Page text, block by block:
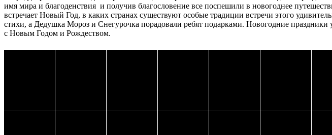
имя мира и благоденствия и получив благословение все поспешили в новогоднее
встречает Новый Год, в каких странах существуют особые традиции встречи этого
стихи, а Дедушка Мороз и Снегурочка порадовали ребят подарками. Новогодние праздники
с Новым Годом и Рождеством.